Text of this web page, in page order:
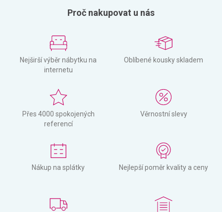
Proč nakupovat u nás
Nejširší výběr nábytku na
internetu
Oblíbené kousky skladem
Přes 4000 spokojených
referencí
Věrnostní slevy
Nákup na splátky Nejlepší poměr kvality a ceny